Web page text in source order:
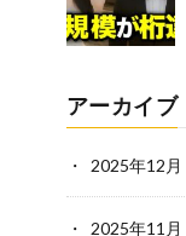
アーカイブ
2025年12月
2025年11月